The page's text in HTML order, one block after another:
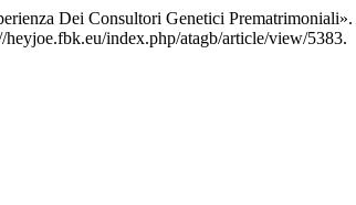
Dei Consultori Genetici Prematrimoniali».
index.php/atagb/article/view/5383.